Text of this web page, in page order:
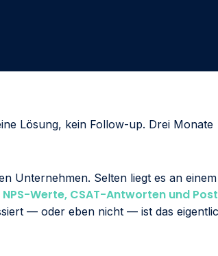
ihr wertvolles Feedback zu tatsächlichen Aktionen
Lösung, kein Follow-up. Drei Monate
Unternehmen. Selten liegt es an einem
NPS-Werte, CSAT-Antworten und
— oder eben nicht — ist das